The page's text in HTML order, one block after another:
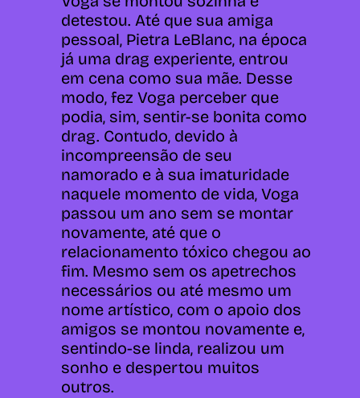
detestou. Até que sua amiga
pessoal, Pietra LeBlanc, na época
já uma drag experiente, entrou
em cena como sua mãe. Desse
modo, fez Voga perceber que
podia, sim, sentir-se bonita como
drag. Contudo, devido à
incompreensão de seu
namorado e à sua imaturidade
naquele momento de vida, Voga
passou um ano sem se montar
novamente, até que o
relacionamento tóxico chegou ao
fim. Mesmo sem os apetrechos
necessários ou até mesmo um
nome artístico, com o apoio dos
amigos se montou novamente e,
sentindo-se linda, realizou um
sonho e despertou muitos
outros.